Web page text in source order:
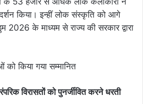
किया। इन्हीं लोक संस्कृति को आगे
2026 के माध्यम से राज्य की सरकार द्वारा
विरासतों को पुनर्जीवित करने धरती